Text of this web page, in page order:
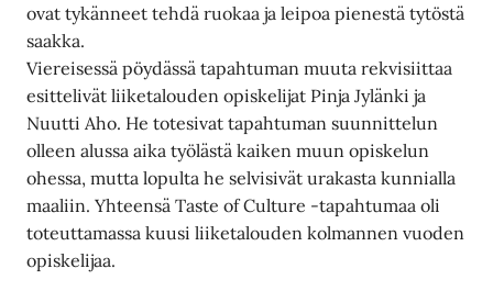
ovat tykänneet tehdä ruokaa ja leipoa pienestä tytöstä
saakka.
Viereisessä pöydässä tapahtuman muuta rekvisiittaa
esittelivät liiketalouden opiskelijat Pinja Jylänki ja
Nuutti Aho. He totesivat tapahtuman suunnittelun
olleen alussa aika työlästä kaiken muun opiskelun
ohessa, mutta lopulta he selvisivät urakasta kunnialla
maaliin. Yhteensä Taste of Culture -tapahtumaa oli
toteuttamassa kuusi liiketalouden kolmannen vuoden
opiskelijaa.